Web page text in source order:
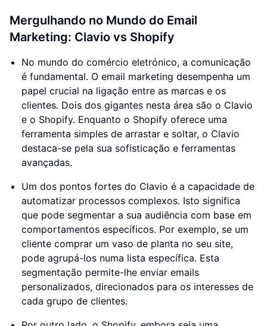
Mergulhando no Mundo do Email
Marketing: Clavio vs Shopify
No mundo do comércio eletrónico, a comunicação
é fundamental. O email marketing desempenha um
papel crucial na ligação entre as marcas e os
clientes. Dois dos gigantes nesta área são o Clavio
e o Shopify. Enquanto o Shopify oferece uma
ferramenta simples de arrastar e soltar, o Clavio
destaca-se pela sua sofisticação e ferramentas
avançadas.
Um dos pontos fortes do Clavio é a capacidade de
automatizar processos complexos. Isto significa
que pode segmentar a sua audiência com base em
comportamentos específicos. Por exemplo, se um
cliente comprar um vaso de planta no seu site,
pode agrupá-los numa lista específica. Esta
segmentação permite-lhe enviar emails
personalizados, direcionados para os interesses de
cada grupo de clientes.